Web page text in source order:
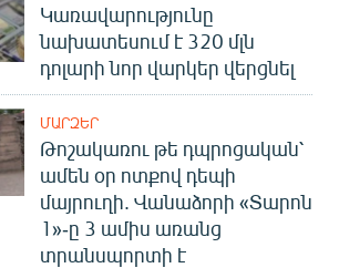
Կառավարությունը
նախատեսում է 320 մլն
դոլարի նոր վարկեր վերցնել
ՄԱՐԶԵՐ
Թոշակառու թե դպրոցական՝
ամեն օր ոտքով դեպի
մայրուղի. Վանաձորի «Տարոն
1»-ը 3 ամիս առանց
տրանսպորտի է